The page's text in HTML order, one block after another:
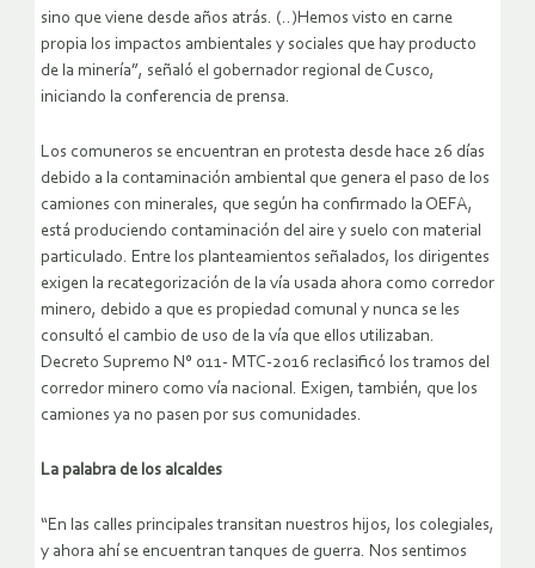
sino que viene desde años atrás. (..)Hemos visto en carne
propia los impactos ambientales y sociales que hay producto
de la minería”, señaló el gobernador regional de Cusco,
iniciando la conferencia de prensa.
Los comuneros se encuentran en protesta desde hace 26 días
debido a la contaminación ambiental que genera el paso de los
camiones con minerales, que según ha confirmado la OEFA,
está produciendo contaminación del aire y suelo con material
particulado. Entre los planteamientos señalados, los dirigentes
exigen la recategorización de la vía usada ahora como corredor
minero, debido a que es propiedad comunal y nunca se les
consultó el cambio de uso de la vía que ellos utilizaban.
Decreto Supremo N° 011- MTC-2016 reclasificó los tramos del
corredor minero como vía nacional. Exigen, también, que los
camiones ya no pasen por sus comunidades.
La palabra de los alcaldes
“En las calles principales transitan nuestros hijos, los colegiales,
y ahora ahí se encuentran tanques de guerra. Nos sentimos